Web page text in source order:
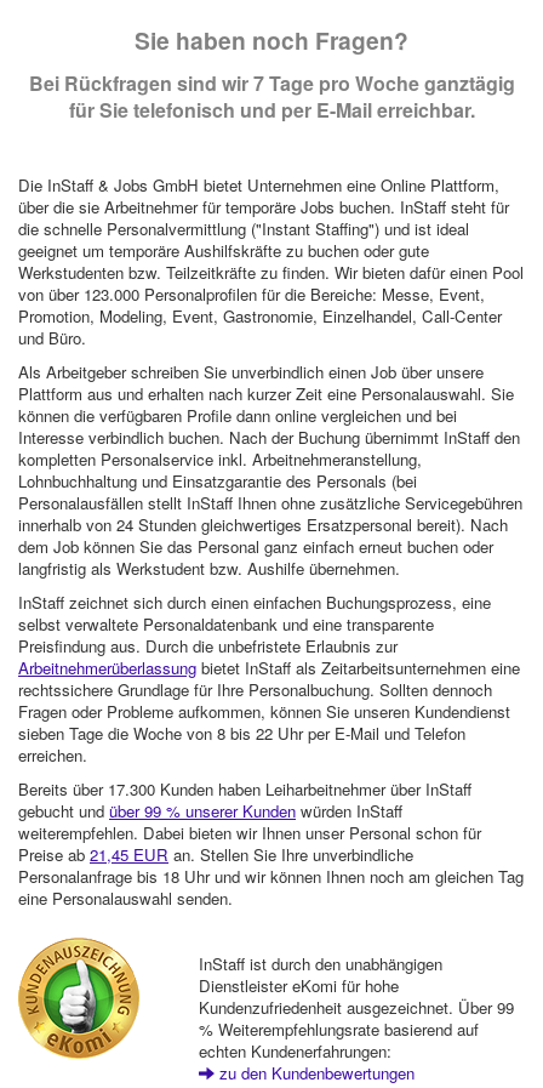
Sie haben noch Fragen?
Bei Rückfragen sind wir 7 Tage pro Woche ganztägig
für Sie telefonisch und per E-Mail erreichbar.
Die InStaff & Jobs GmbH bietet Unternehmen eine Online Plattform,
über die sie Arbeitnehmer für temporäre Jobs buchen. InStaff steht für
die schnelle Personalvermittlung ("Instant Staffing") und ist ideal
geeignet um temporäre Aushilfskräfte zu buchen oder gute
Werkstudenten bzw. Teilzeitkräfte zu finden. Wir bieten dafür einen Pool
von über 123.000 Personalprofilen für die Bereiche: Messe, Event,
Promotion, Modeling, Event, Gastronomie, Einzelhandel, Call-Center
und Büro.
Als Arbeitgeber schreiben Sie unverbindlich einen Job über unsere
Plattform aus und erhalten nach kurzer Zeit eine Personalauswahl. Sie
können die verfügbaren Profile dann online vergleichen und bei
Interesse verbindlich buchen. Nach der Buchung übernimmt InStaff den
kompletten Personalservice inkl. Arbeitnehmeranstellung,
Lohnbuchhaltung und Einsatzgarantie des Personals (bei
Personalausfällen stellt InStaff Ihnen ohne zusätzliche Servicegebühren
innerhalb von 24 Stunden gleichwertiges Ersatzpersonal bereit). Nach
dem Job können Sie das Personal ganz einfach erneut buchen oder
langfristig als Werkstudent bzw. Aushilfe übernehmen.
InStaff zeichnet sich durch einen einfachen Buchungsprozess, eine
selbst verwaltete Personaldatenbank und eine transparente
Preisfindung aus. Durch die unbefristete Erlaubnis zur
Arbeitnehmerüberlassung bietet InStaff als Zeitarbeitsunternehmen eine
rechtssichere Grundlage für Ihre Personalbuchung. Sollten dennoch
Fragen oder Probleme aufkommen, können Sie unseren Kundendienst
sieben Tage die Woche von 8 bis 22 Uhr per E-Mail und Telefon
erreichen.
Bereits über 17.300 Kunden haben Leiharbeitnehmer über InStaff
gebucht und über 99 % unserer Kunden würden InStaff
weiterempfehlen. Dabei bieten wir Ihnen unser Personal schon für
Preise ab 21,45 EUR an. Stellen Sie Ihre unverbindliche
Personalanfrage bis 18 Uhr und wir können Ihnen noch am gleichen Tag
eine Personalauswahl senden.
InStaff ist durch den unabhängigen
Dienstleister eKomi für hohe
Kundenzufriedenheit ausgezeichnet. Über 99
% Weiterempfehlungsrate basierend auf
echten Kundenerfahrungen:
zu den Kundenbewertungen